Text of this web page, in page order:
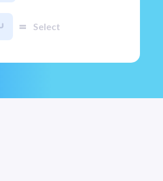
= Select